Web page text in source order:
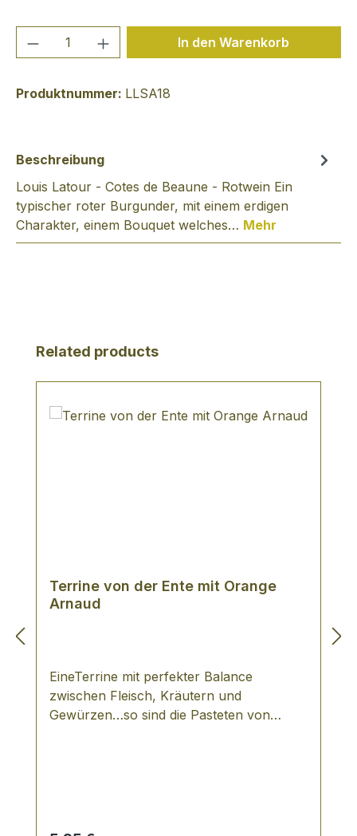
Produkt Anzahl: Gib denIn den Warenkorb
Produktnummer: LLSA18
Beschreibung
Louis Latour - Cotes de Beaune - Rotwein Ein
typischer roter Burgunder, mit einem erdigen
Charakter, einem Bouquet welches… Mehr
Produktgalerie überspringen
Related products
Terrine von der Ente mit Orange
Arnaud
EineTerrine mit perfekter Balance
zwischen Fleisch, Kräutern und
Gewürzen…so sind die Pasteten von
Zutaten verarbeitet, d.h. keinerlei